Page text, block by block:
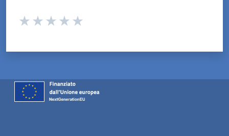
Valuta da 1 a 5 stelle la pagina